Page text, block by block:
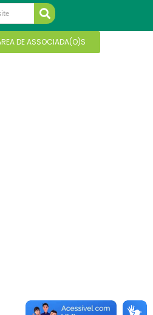
DE ASSOCIADA(O)S